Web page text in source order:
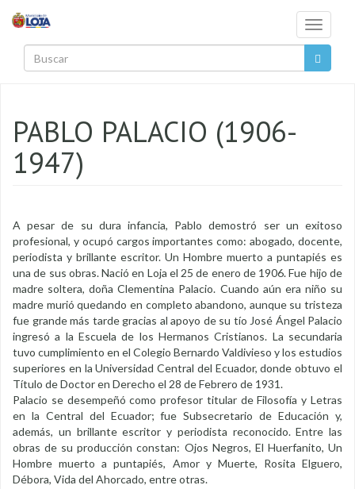
Toggle
PABLO PALACIO (1906-
1947)
A pesar de su dura infancia, Pablo demostró ser un exitoso
profesional, y ocupó cargos importantes como: abogado, docente,
periodista y brillante escritor. Un Hombre muerto a puntapiés es
una de sus obras. Nació en Loja el 25 de enero de 1906. Fue hijo de
madre soltera, doña Clementina Palacio. Cuando aún era niño su
madre murió quedando en completo abandono, aunque su tristeza
fue grande más tarde gracias al apoyo de su tío José Ángel Palacio
ingresó a la Escuela de los Hermanos Cristianos. La secundaria
tuvo cumplimiento en el Colegio Bernardo Valdivieso y los estudios
superiores en la Universidad Central del Ecuador, donde obtuvo el
Título de Doctor en Derecho el 28 de Febrero de 1931.
Palacio se desempeñó como profesor titular de Filosofía y Letras
en la Central del Ecuador; fue Subsecretario de Educación y,
además, un brillante escritor y periodista reconocido. Entre las
obras de su producción constan: Ojos Negros, El Huerfanito, Un
Hombre muerto a puntapiés, Amor y Muerte, Rosita Elguero,
Débora, Vida del Ahorcado, entre otras.